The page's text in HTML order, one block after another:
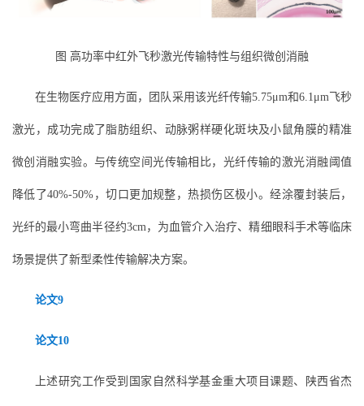
图 高功率中红外飞秒激光传输特性与组织微创消融
在生物医疗应用方面，团队采用该光纤传输5.75μm和6.1μm飞秒
激光，成功完成了脂肪组织、动脉粥样硬化斑块及小鼠角膜的精准
微创消融实验。与传统空间光传输相比，光纤传输的激光消融阈值
降低了40%-50%，切口更加规整，热损伤区极小。经涂覆封装后，
光纤的最小弯曲半径约3cm，为血管介入治疗、精细眼科手术等临床
场景提供了新型柔性传输解决方案。
论文9
论文10
上述研究工作受到国家自然科学基金重大项目课题、陕西省杰